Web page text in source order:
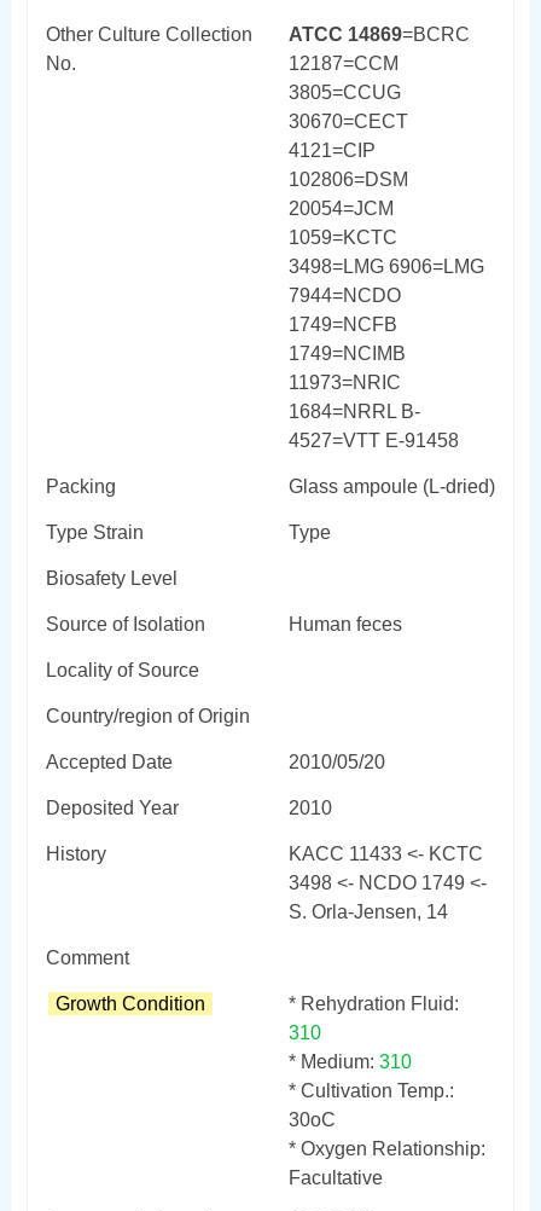
Other Culture Collection
No.
ATCC 14869=BCRC
12187=CCM
3805=CCUG
30670=CECT
4121=CIP
102806=DSM
20054=JCM
1059=KCTC
3498=LMG 6906=LMG
7944=NCDO
1749=NCFB
1749=NCIMB
11973=NRIC
1684=NRRL B-
4527=VTT E-91458
Packing Glass ampoule (L-dried)
Type Strain Type
Biosafety Level
Source of Isolation Human feces
Locality of Source
Country/region of Origin
Accepted Date 2010/05/20
Deposited Year 2010
History
KACC 11433 <- KCTC
3498 <- NCDO 1749 <-
S. Orla-Jensen, 14
Comment
Growth Condition
* Rehydration Fluid:
310
* Medium: 310
* Cultivation Temp.:
30oC
* Oxygen Relationship:
Facultative